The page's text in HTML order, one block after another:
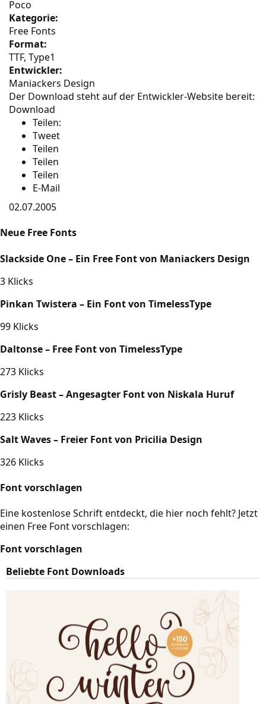
Poco
Kategorie:
Free Fonts
Format:
TTF, Type1
Entwickler:
Maniackers Design
Der Download steht auf der Entwickler-Website bereit:
Download
Teilen:
Tweet
Teilen
Teilen
Teilen
E-Mail
02.07.2005
Neue Free Fonts
Slackside One – Ein Free Font von Maniackers Design
3 Klicks
Pinkan Twistera – Ein Font von TimelessType
99 Klicks
Daltonse – Free Font von TimelessType
273 Klicks
Grisly Beast – Angesagter Font von Niskala Huruf
223 Klicks
Salt Waves – Freier Font von Pricilia Design
326 Klicks
Font vorschlagen
Eine kostenlose Schrift entdeckt, die hier noch fehlt? Jetzt
einen Free Font vorschlagen:
Font vorschlagen
Beliebte Font Downloads